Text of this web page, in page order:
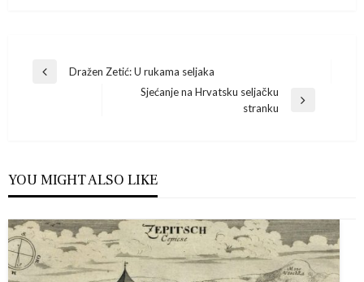
Navigacija
Previous
Dražen Zetić: U rukama seljaka
Sjećanje na Hrvatsku seljačku
stranku
YOU MIGHT ALSO LIKE